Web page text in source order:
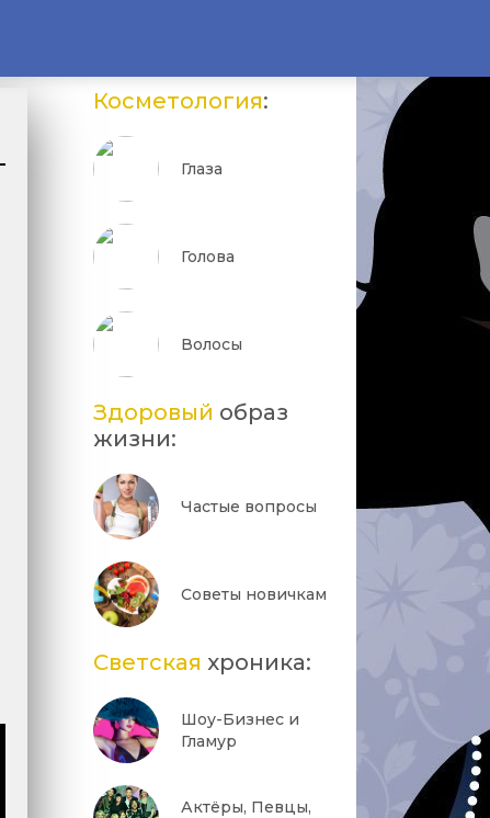
Косметология:
Глаза
Голова
Волосы
Здоровый образ
жизни:
Частые вопросы
Советы новичкам
Светская хроника:
Шоу-Бизнес и
Гламур
Актёры, Певцы,